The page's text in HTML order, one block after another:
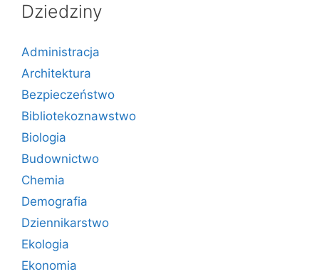
Dziedziny
Administracja
Architektura
Bezpieczeństwo
Bibliotekoznawstwo
Biologia
Budownictwo
Chemia
Demografia
Dziennikarstwo
Ekologia
Ekonomia